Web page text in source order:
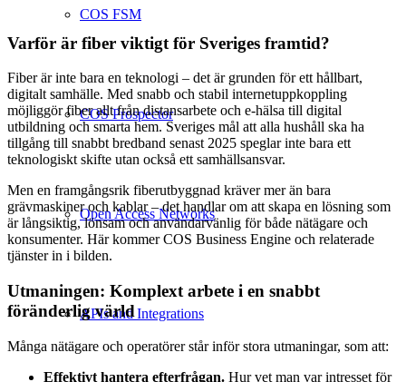
COS FSM
COS Prospector
Open Access Networks
APIs and Integrations
Varför är fiber viktigt för Sveriges framtid?
Fiber är inte bara en teknologi – det är grunden för ett hållbart,
digitalt samhälle. Med snabb och stabil internetuppkoppling
möjliggör fiber allt från distansarbete och e-hälsa till digital
utbildning och smarta hem. Sveriges mål att alla hushåll ska ha
tillgång till snabbt bredband senast 2025 speglar inte bara ett
teknologiskt skifte utan också ett samhällsansvar.
Men en framgångsrik fiberutbyggnad kräver mer än bara
grävmaskiner och kablar – det handlar om att skapa en lösning som
är långsiktig, lönsam och användarvänlig för både nätägare och
konsumenter. Här kommer COS Business Engine och relaterade
tjänster in i bilden.
Utmaningen: Komplext arbete i en snabbt
föränderlig värld
Många nätägare och operatörer står inför stora utmaningar, som att:
Effektivt hantera efterfrågan. Hur vet man var intresset för